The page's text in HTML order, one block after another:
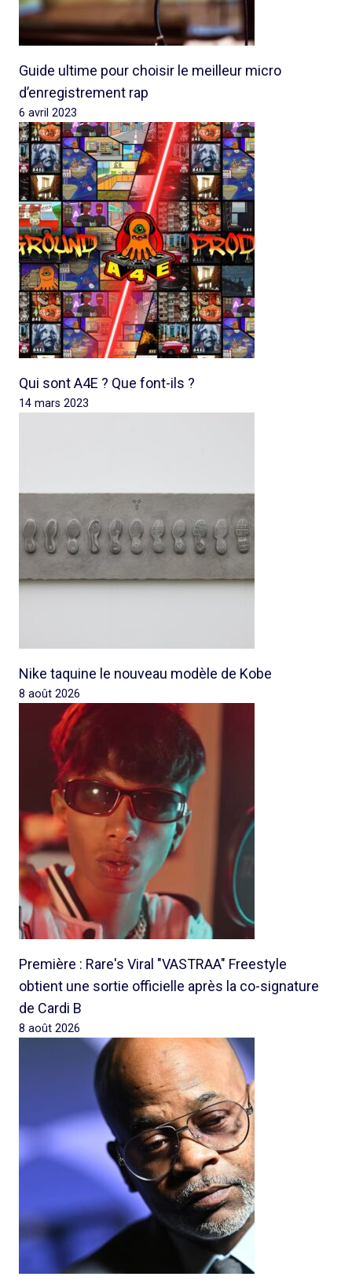
Guide ultime pour choisir le meilleur micro
d’enregistrement rap
6 avril 2023
Qui sont A4E ? Que font-ils ?
14 mars 2023
Nike taquine le nouveau modèle de Kobe
8 août 2026
Première : Rare's Viral "VASTRAA" Freestyle
obtient une sortie officielle après la co-signature
de Cardi B
8 août 2026